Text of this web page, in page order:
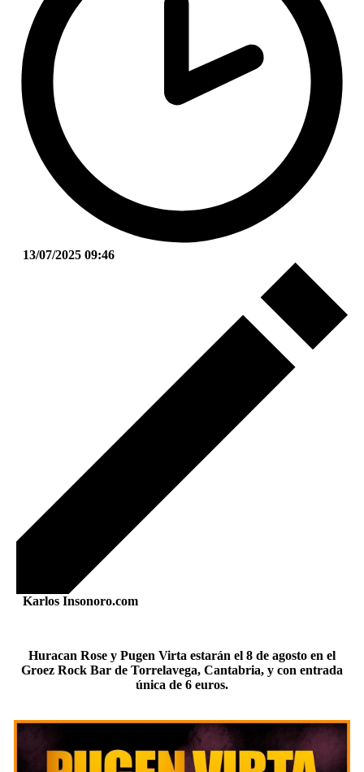
13/07/2025 09:46
Karlos Insonoro.com
Huracan Rose y Pugen Virta estarán el 8 de agosto en el
Groez Rock Bar de Torrelavega, Cantabria, y con entrada
única de 6 euros.